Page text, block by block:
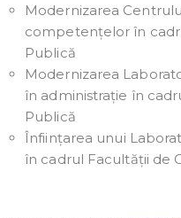
Modernizarea
competențelor în
Publică
Modernizarea
în administrație în
Publică
Înființarea unui
în cadrul Facultății de